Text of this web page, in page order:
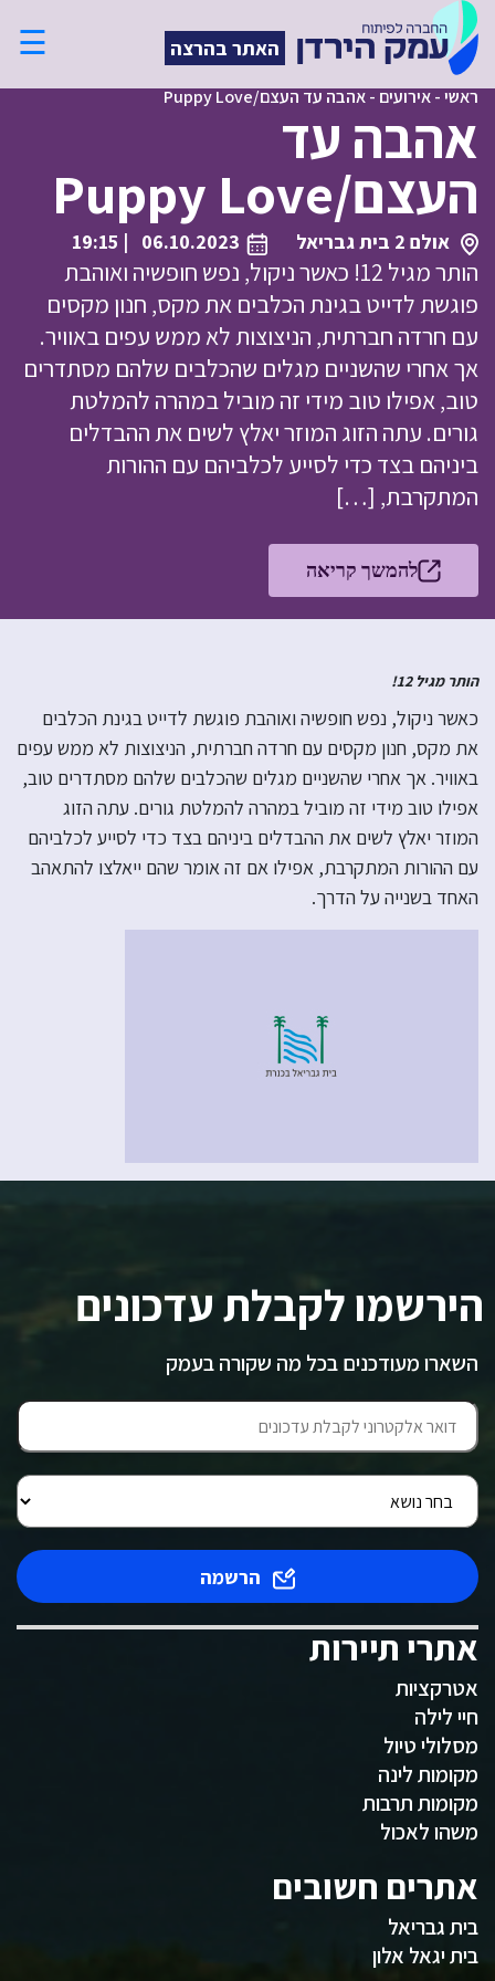
האתר בהרצה ☰
ראשי-אירועים -אהבה עד העצם/Puppy Love
אהבה עד
העצם/Puppy Love
אולם 2 בית גבריאל 06.10.2023
| 19:15
הותר מגיל 12! כאשר ניקול, נפש חופשיה ואוהבת
פוגשת לדייט בגינת הכלבים את מקס, חנון מקסים
עם חרדה חברתית, הניצוצות לא ממש עפים באוויר.
אך אחרי שהשניים מגלים שהכלבים שלהם מסתדרים
טוב, אפילו טוב מידי זה מוביל במהרה להמלטת
גורים. עתה הזוג המוזר יאלץ לשים את ההבדלים
ביניהם בצד כדי לסייע לכלביהם עם ההורות
המתקרבת, […]
להמשך קריאה
הותר מגיל 12!
כאשר ניקול, נפש חופשיה ואוהבת פוגשת לדייט בגינת הכלבים
את מקס, חנון מקסים עם חרדה חברתית, הניצוצות לא ממש עפים
באוויר. אך אחרי שהשניים מגלים שהכלבים שלהם מסתדרים טוב,
אפילו טוב מידי זה מוביל במהרה להמלטת גורים. עתה הזוג
המוזר יאלץ לשים את ההבדלים ביניהם בצד כדי לסייע לכלביהם
עם ההורות המתקרבת, אפילו אם זה אומר שהם ייאלצו להתאהב
האחד בשנייה על הדרך.
הירשמו לקבלת עדכונים
השארו מעודכנים בכל מה שקורה בעמק
הרשמה
אתרי תיירות
אטרקציות
חיי לילה
מסלולי טיול
מקומות לינה
מקומות תרבות
משהו לאכול
אתרים חשובים
בית גבריאל
בית יגאל אלון